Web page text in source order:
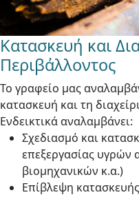
Κατασκευή και
Περιβάλλοντος
Το γραφείο μας
κατασκευή και τη
Ενδεικτικά αναλαμβάνει:
Σχεδιασμό και
επεξεργασίας υγρών
βιομηχανικών κ.α.)
Επίβλεψη